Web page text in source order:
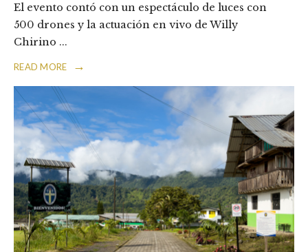
El evento contó con un espectáculo de luces con
500 drones y la actuación en vivo de Willy
Chirino ...
READ MORE →